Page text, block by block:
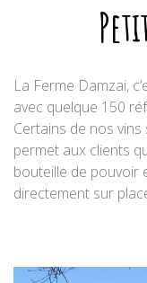
La Ferme Damzai,
avec quelque 150
Certains de nos
permet aux clients
bouteille de pouvoir
directement sur